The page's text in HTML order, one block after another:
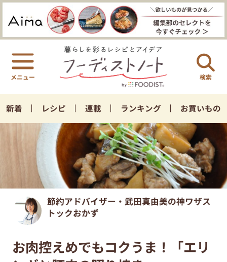
検索
新着 レシピ 連載 ランキング お買いもの
節約アドバイザー・武田真由美の神ワザス
トックおかず
お肉控えめでもコクうま！「エリ